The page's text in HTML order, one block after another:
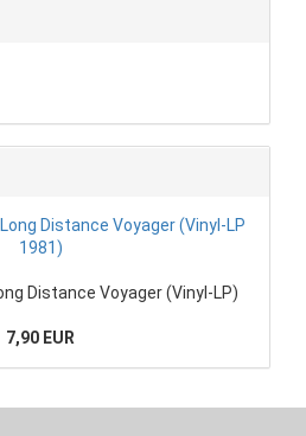
Distance Voyager (Vinyl-LP)
7,90 EUR